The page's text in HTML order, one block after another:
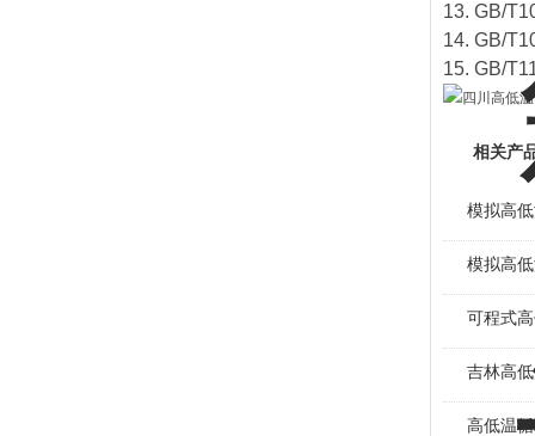
13. GB/
14. GB/
15. GB/
相关产
模拟高
模拟高
可程式
吉林高
高低温